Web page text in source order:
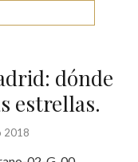
dónde
estrellas.
2018